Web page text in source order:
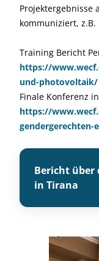
Projektergebnisse
kommuniziert, z.B.
Training Bericht
https://
und-photovoltaik/
Finale Konferenz
https://
gendergerechten-
Bericht über
in Tirana